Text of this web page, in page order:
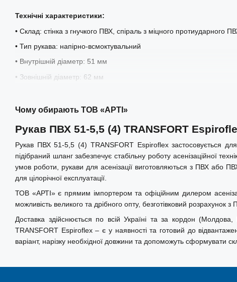
Технічні характеристики:
• Склад: стінка з гнучкого ПВХ, спіраль з міцного протиударного
• Тип рукава: напірно-всмоктувальний
• Внутрішній діаметр: 51 мм
• Зовнішній діаметр: 62 мм
• Робочий тиск: 5 бар
Застосування:
Рукав для транспортування рідких середовищ та твердих
каналізації, промислового зрошення, всмоктування та імпульсації
речовин помірної агресивності. Завдяки високій гнучкості
танкерах.
Переваги шланга:
• Максимальний ресурс завдяки потовщеній стінці
Чому обирають ТОВ «АРТІ»
Рукав ПВХ 51-5,5 (4) TRANSFORT
Рукав ПВХ 51-5,5 (4) TRANSFORT Espiroflex застосовується для
підібраний шланг забезпечує стабільну роботу асенізаційної
умов роботи, рукави для асенізації виготовляються з ПВХ або
для цілорічної експлуатації.
ТОВ «АРТІ» є прямим імпортером та офіційним дилером
можливість великого та дрібного опту, безготівковий розрахунок
Доставка здійснюється по всій Україні та за кордон
TRANSFORT Espiroflex – є у наявності та готовий до
варіант, нарізку необхідної довжини та допоможуть сформувати